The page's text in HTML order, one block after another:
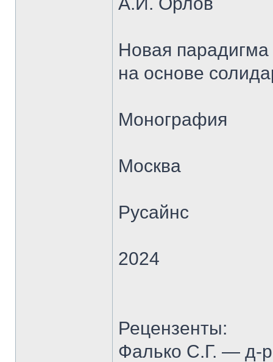
Новая парадигма
на основе
Монография
Москва
Русайнс
2024
Рецензенты:
Фалько С.Г. — д-р